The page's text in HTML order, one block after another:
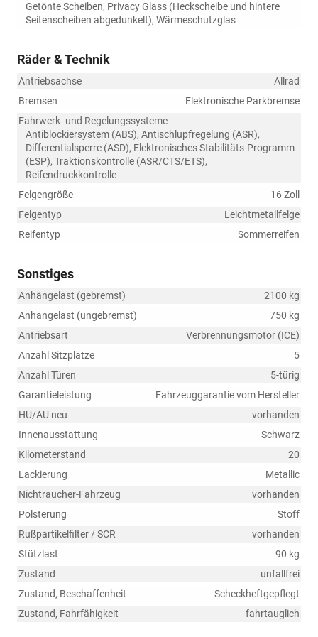
Getönte Scheiben, Privacy Glass (Heckscheibe und hintere
Seitenscheiben abgedunkelt), Wärmeschutzglas
Räder & Technik
Antriebsachse
Allrad
Bremsen
Elektronische Parkbremse
Fahrwerk- und Regelungssysteme
Antiblockiersystem (ABS), Antischlupfregelung (ASR),
Differentialsperre (ASD), Elektronisches Stabilitäts-Programm
(ESP), Traktionskontrolle (ASR/CTS/ETS),
Reifendruckkontrolle
Felgengröße
16 Zoll
Felgentyp
Leichtmetallfelge
Reifentyp
Sommerreifen
Sonstiges
Anhängelast (gebremst)
2100 kg
Anhängelast (ungebremst)
750 kg
Antriebsart
Verbrennungsmotor (ICE)
Anzahl Sitzplätze
5
Anzahl Türen
5-türig
Garantieleistung
Fahrzeuggarantie vom Hersteller
HU/AU neu
vorhanden
Innenausstattung
Schwarz
Kilometerstand
20
Lackierung
Metallic
Nichtraucher-Fahrzeug
vorhanden
Polsterung
Stoff
Rußpartikelfilter / SCR
vorhanden
Stützlast
90 kg
Zustand
unfallfrei
Zustand, Beschaffenheit
Scheckheftgepflegt
Zustand, Fahrfähigkeit
fahrtauglich